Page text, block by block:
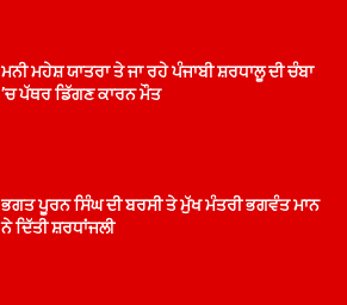
ਮਨੀ ਮਹੇਸ਼ ਯਾਤਰਾ ਤੇ ਜਾ ਰਹੇ ਪੰਜਾਬੀ ਸ਼ਰਧਾਲੂ ਦੀ ਚੰਬਾ
’ਚ ਪੱਥਰ ਡਿੱਗਣ ਕਾਰਨ ਮੌਤ
ਭਗਤ ਪੂਰਨ ਸਿੰਘ ਦੀ ਬਰਸੀ ਤੇ ਮੁੱਖ ਮੰਤਰੀ ਭਗਵੰਤ ਮਾਨ
ਨੇ ਦਿੱਤੀ ਸ਼ਰਧਾਂਜਲੀ